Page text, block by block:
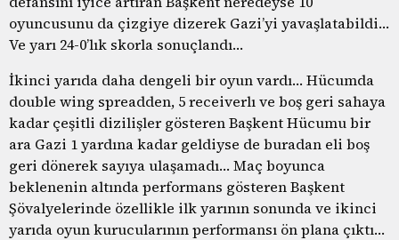
oyuncusunu da çizgiye dizerek Gazi’yi yavaşlatabildi…
Ve yarı 24-0’lık skorla sonuçlandı…
İkinci yarıda daha dengeli bir oyun vardı… Hücumda
double wing spreadden, 5 receiverlı ve boş geri sahaya
kadar çeşitli dizilişler gösteren Başkent Hücumu bir
ara Gazi 1 yardına kadar geldiyse de buradan eli boş
geri dönerek sayıya ulaşamadı… Maç boyunca
beklenenin altında performans gösteren Başkent
Şövalyelerinde özellikle ilk yarının sonunda ve ikinci
yarıda oyun kurucularının performansı ön plana çıktı…